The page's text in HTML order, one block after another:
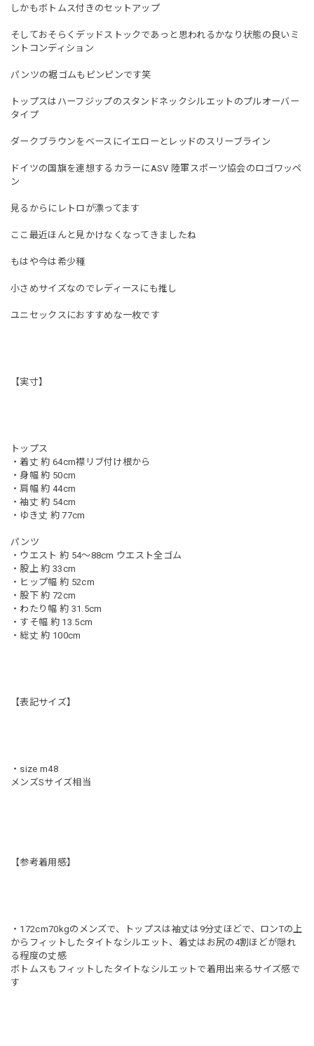
しかもボトムス付きのセットアップ
そしておそらくデッドストックであっと思われるかなり状態の良いミ
ントコンディション
パンツの裾ゴムもピンピンです笑
トップスはハーフジップのスタンドネックシルエットのプルオーバー
タイプ
ダークブラウンをベースにイエローとレッドのスリーブライン
ドイツの国旗を連想するカラーにASV 陸軍スポーツ協会のロゴワッペ
ン
見るからにレトロが漂ってます
ここ最近ほんと見かけなくなってきましたね
もはや今は希少種
小さめサイズなのでレディースにも推し
ユニセックスにおすすめな一枚です
【実寸】
トップス
・着丈 約 64cm襟リブ付け根から
・身幅 約 50cm
・肩幅 約 44cm
・袖丈 約 54cm
・ゆき丈 約 77cm
パンツ
・ウエスト 約 54〜88cm ウエスト全ゴム
・股上 約 33cm
・ヒップ幅 約 52cm
・股下 約 72cm
・わたり幅 約 31.5cm
・すそ幅 約 13.5cm
・総丈 約 100cm
【表記サイズ】
・size m48
メンズSサイズ相当
【参考着用感】
・172cm70kgのメンズで、トップスは袖丈は9分丈ほどで、ロンTの上
からフィットしたタイトなシルエット、着丈はお尻の4割ほどが隠れ
る程度の丈感
ボトムスもフィットしたタイトなシルエットで着用出来るサイズ感で
す